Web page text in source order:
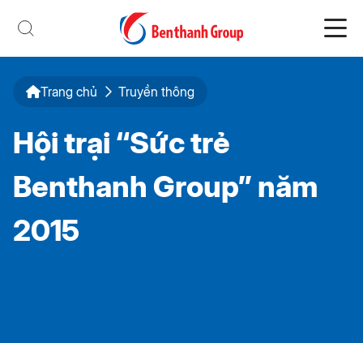
Trang chủ Truyền thông
Hội trại “Sức trẻ
Benthanh Group” năm
2015